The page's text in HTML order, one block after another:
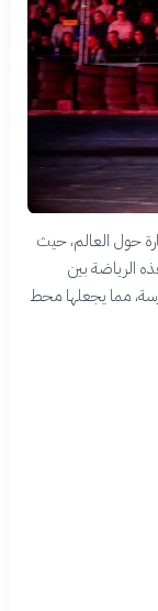
حول العالم، حيث
الرياضة بين
مما يجعلها محط